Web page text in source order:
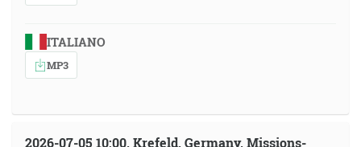
ITALIANO
MP3
2026-07-05 10:00, Krefeld, Germany, Missions-